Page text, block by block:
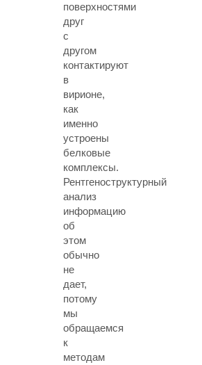
поверхностями
друг
с
другом
контактируют
в
вирионе,
как
именно
устроены
белковые
комплексы.
Рентгеноструктурный
анализ
информацию
об
этом
обычно
не
дает,
потому
мы
обращаемся
к
методам